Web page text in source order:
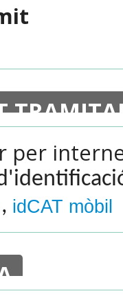
per
, idCAT mòbil